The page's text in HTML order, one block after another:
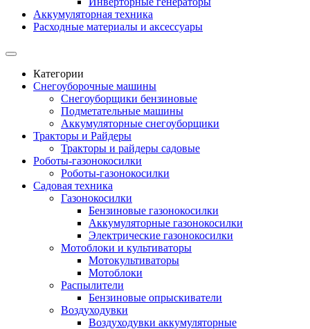
Аккумуляторная техника
Расходные материалы и аксессуары
Категории
Снегоуборочные машины
Снегоуборщики бензиновые
Подметательные машины
Аккумуляторные снегоуборщики
Тракторы и Райдеры
Тракторы и райдеры садовые
Роботы-газонокосилки
Роботы-газонокосилки
Садовая техника
Газонокосилки
Бензиновые газонокосилки
Аккумуляторные газонокосилки
Электрические газонокосилки
Мотоблоки и культиваторы
Мотокультиваторы
Мотоблоки
Распылители
Бензиновые опрыскиватели
Воздуходувки
Воздуходувки аккумуляторные